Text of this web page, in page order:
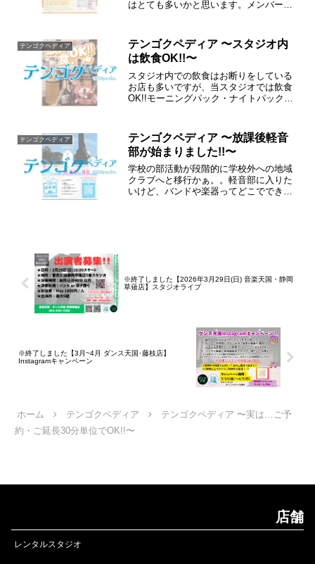
はとても多いかと思います。メンバー募
テンゴクペディア
テンゴクペディア 〜スタジオ内
は飲食OK!!〜
スタジオ内での飲食はお断りをしている
お店も多いですが、当スタジオでは飲食
OK!!モーニングパック・ナイトパックな
どに集中いただくためにもぜひご活用く
ださい!
テンゴクペディア
テンゴクペディア 〜放課後軽音
部が始まりました!!〜
学校の部活動が段階的に学校外への地域
クラブへと移行かぁ。。軽音部に入りた
いけど、バンドや楽器ってどこでできる
※終了しました【2026年3月29日(日) 音楽天国・静岡
草薙店】スタジオライブ
※終了しました【3月~4月 ダンス天国･藤枝店】
Instagramキャンペーン
ホーム テンゴクペディア
テンゴクペディア 〜実は…ご予
約・ご延長30分単位でOK!!〜
店舗
レンタルスタジオ